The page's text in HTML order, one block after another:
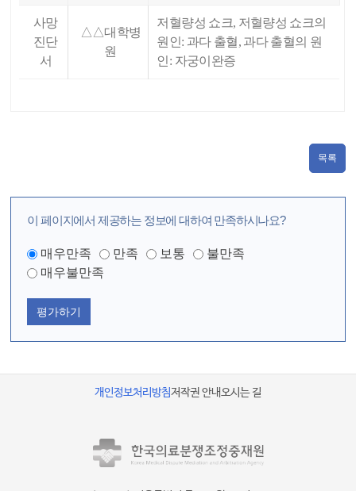
사망
진단
서
△△대학병
원
저혈량성 쇼크, 저혈량성 쇼크의
원인: 과다 출혈, 과다 출혈의 원
인: 자궁이완증
목록
이 페이지에서 제공하는 정보에 대하여 만족하시나요?
매우만족 만족 보통
불만족
매우불만족
평가하기
개인정보처리방침저작권 안내오시는 길